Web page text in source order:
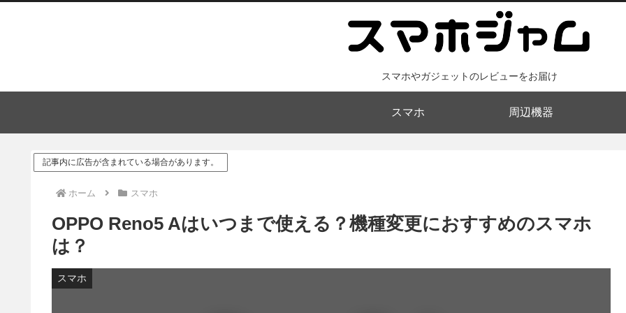
スマホやガジェットのレビューをお届け
スマホ 周辺機器
記事内に広告が含まれている場合があります。
ホーム スマホ
OPPO Reno5 Aはいつまで使える？機種変更におすすめのスマホ
は？
スマホ